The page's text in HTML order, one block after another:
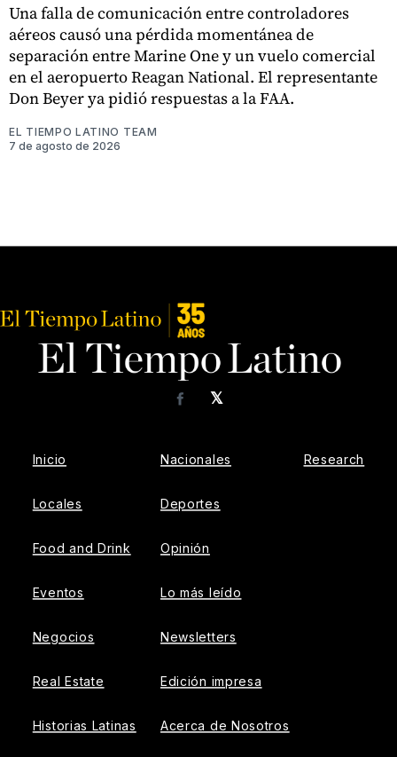
Una falla de comunicación entre controladores
aéreos causó una pérdida momentánea de
separación entre Marine One y un vuelo comercial
en el aeropuerto Reagan National. El representante
Don Beyer ya pidió respuestas a la FAA.
EL TIEMPO LATINO TEAM
7 de agosto de 2026
𝕏
Facebook
Inicio
Locales
Food and Drink
Eventos
Negocios
Real Estate
Historias Latinas
Nacionales
Deportes
Opinión
Lo más leído
Newsletters
Edición impresa
Acerca de Nosotros
Research